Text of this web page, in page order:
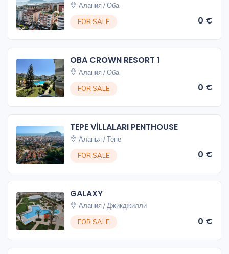
Алания / Оба
FOR SALE
0 €
OBA CROWN RESORT 1
Алания / Оба
FOR SALE
0 €
TEPE VİLLALARI PENTHOUSE
Аланья / Тепе
FOR SALE
0 €
GALAXY
Алания / Джикджилли
FOR SALE
0 €